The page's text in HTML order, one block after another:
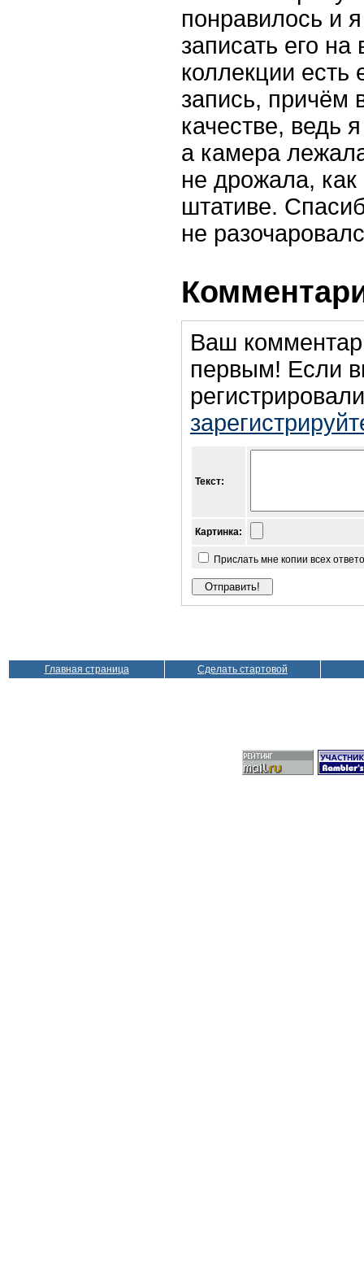
понравилось и
записать его
коллекции
запись, причём
качестве, ведь
а камера
не дрожала,
штативе.
не
Ваш
первым! Если
Текст:
Картинка:
Прислать мне копии всех
Главная страница Сделать стартовой